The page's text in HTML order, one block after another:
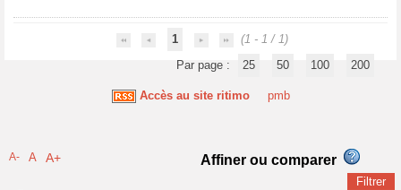
1
(1 - 1 / 1)
Par page :
25 50 100 200
Accès au site ritimo pmb
A- A A+ Affiner ou comparer